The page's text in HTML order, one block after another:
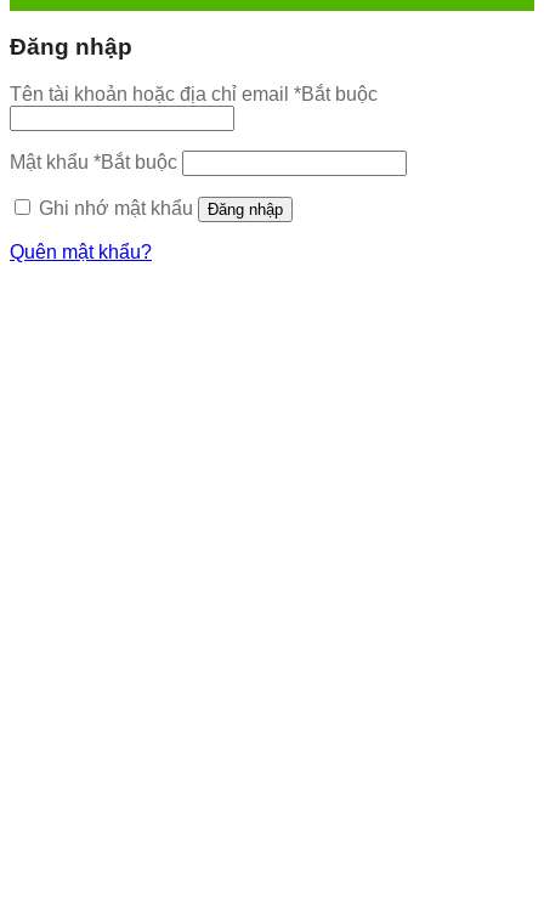
Đăng nhập
Tên tài khoản hoặc địa chỉ email *Bắt buộc
Mật khẩu *Bắt buộc
Ghi nhớ mật khẩu Đăng nhập
Quên mật khẩu?